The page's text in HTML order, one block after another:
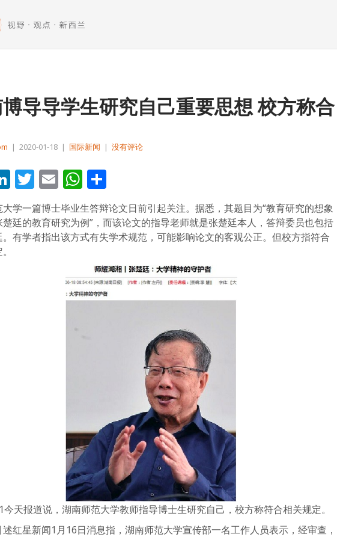
导导学生研究自己重要思想 校方称合
| 2020-01-18 | 国际新闻 | 没有评论
LinkedIn
Twitter
EmailWhatsApp
享
学一篇博士毕业生答辩论文日前引起关注。据悉，其题目为“教育研究的想象
楚廷的教育研究为例”，而该论文的指导老师就是张楚廷本人，答辩委员也包括
。有学者指出该方式有失学术规范，可能影响论文的客观公正。但校方指符合
今天报道说，湖南师范大学教师指导博士生研究自己，校方称符合相关规定。
红星新闻1月16日消息指，湖南师范大学宣传部一名工作人员表示，经审查，